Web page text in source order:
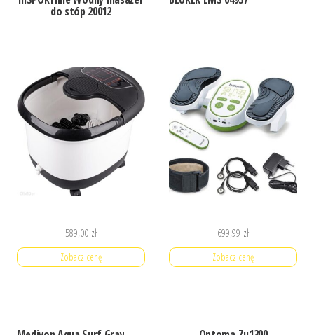
do stóp 20012
589,00 zł
Zobacz cenę
699,99 zł
Zobacz cenę